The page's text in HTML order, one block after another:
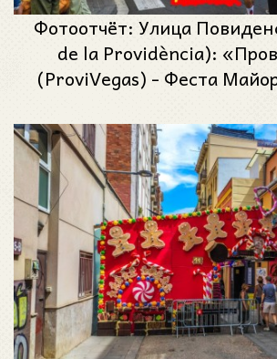
Фотоотчёт: Улица
de la Providència):
(ProviVegas) - Феста